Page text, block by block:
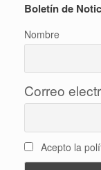
Boletín de
Nombre
Correo
Acepto la